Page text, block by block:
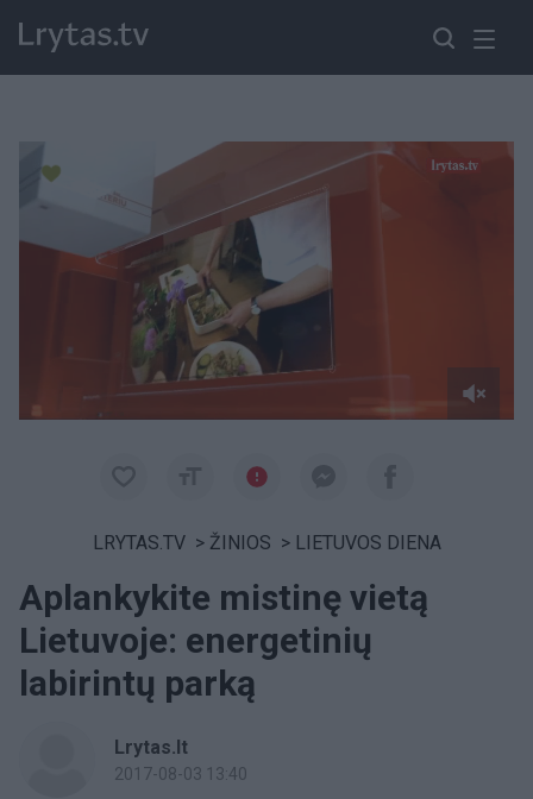
Paremkite Ukrainą
LRYTAS.TV > ŽINIOS > LIETUVOS DIENA
Aplankykite mistinę vietą
Lietuvoje: energetinių
labirintų parką
Lrytas.lt
2017-08-03 13:40